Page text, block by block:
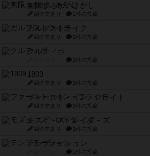
無限まちがいさがし
紹介文あり 2件の投稿
ガルフストライク
紹介文あり 1件の投稿
クルティボ
1件の投稿
1809
紹介文あり 1件の投稿
ファースト・イン・フライト
紹介文あり 3件の投稿
モズビ－ズ・レイダ－ズ
紹介文あり 1件の投稿
テンプテーション
2件の投稿